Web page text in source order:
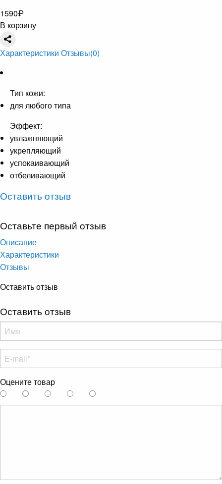
1590₽
В корзину
Характеристики Отзывы(0)
Тип кожи:
для любого типа
Эффект:
увлажняющий
укрепляющий
успокаивающий
отбеливающий
Оставить отзыв
Оставьте первый отзыв
Опиcание
Характеристики
Отзывы
Оставить отзыв
Оставить отзыв
Оцените товар